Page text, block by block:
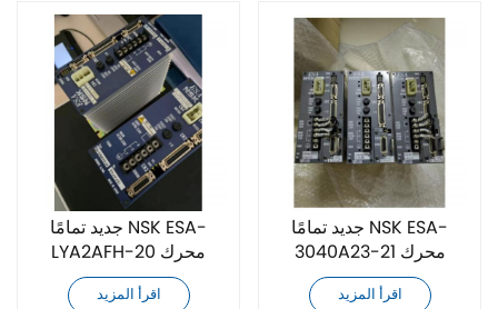
جديد تمامًا NSK ESA-
LYA2AFH-20 محرك
سيرفو تيار متردد
اقرأ المزيد
جديد تمامًا NSK ESA-
3040A23-21 محرك
سيرفو تيار متردد
اقرأ المزيد